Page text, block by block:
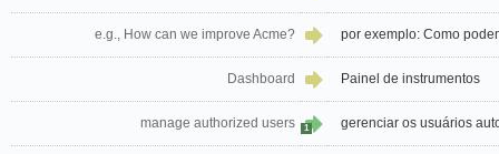
e.g., How can we improve Acme? por exemplo: Como
Dashboard Painel de instrumentos
manage authorized users 1 gerenciar os usuários